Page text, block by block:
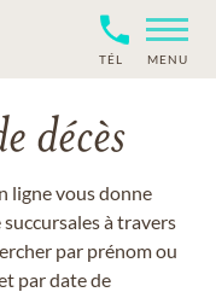
TÉL MENU
décès
ligne vous donne
succursales à travers
par prénom ou
par date de